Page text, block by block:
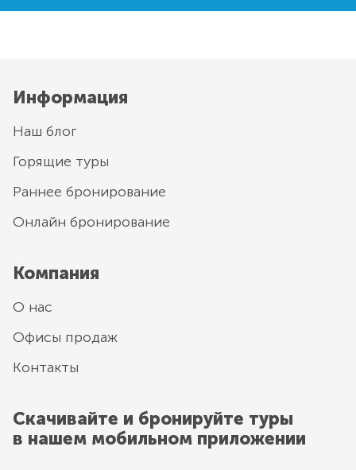
Информация
Наш блог
Горящие туры
Раннее бронирование
Онлайн бронирование
Компания
О нас
Офисы продаж
Контакты
Скачивайте и бронируйте туры
в нашем мобильном приложении